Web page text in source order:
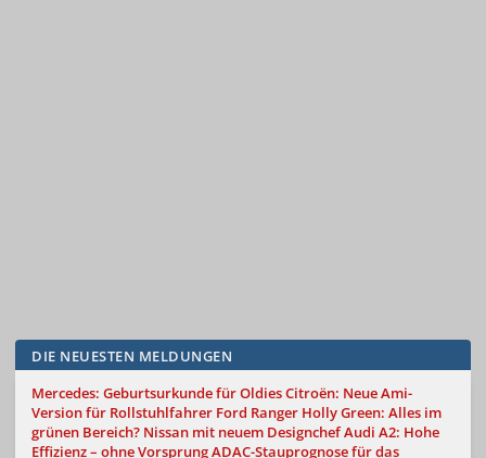
DIE NEUESTEN MELDUNGEN
Mercedes: Geburtsurkunde für OldiesCitroën: Neue Ami-
Version für Rollstuhlfahrer Ford Ranger Holly Green: Alles im
grünen Bereich? Nissan mit neuem DesignchefAudi A2: Hohe
Effizienz – ohne VorsprungADAC-Stauprognose für das